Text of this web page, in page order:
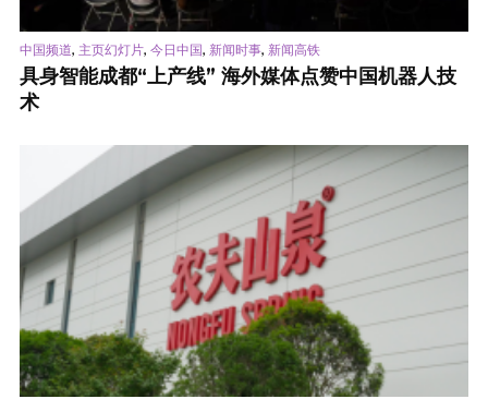
中国频道, 主页幻灯片, 今日中国, 新闻时事, 新闻高铁
具身智能成都“上产线” 海外媒体点赞中国机器人技
术